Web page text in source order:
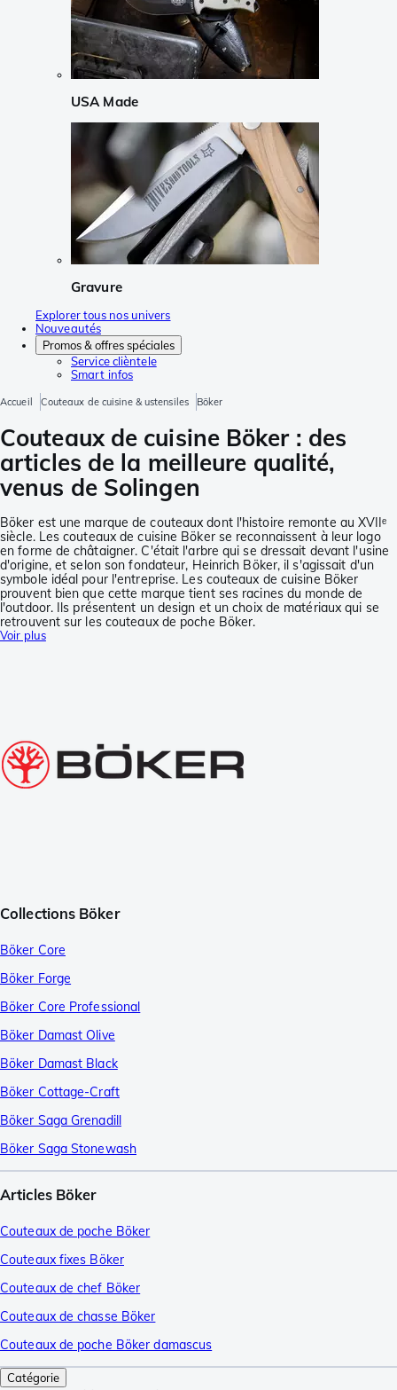
USA Made
Gravure
Explorer tous nos univers
Nouveautés
Promos & offres spéciales
Service clièntele
Smart infos
Accueil Couteaux de cuisine & ustensiles Böker
Couteaux de cuisine Böker : des
articles de la meilleure qualité,
venus de Solingen
Böker est une marque de couteaux dont l'histoire remonte au XVIIᵉ
siècle. Les couteaux de cuisine Böker se reconnaissent à leur logo
en forme de châtaigner. C'était l'arbre qui se dressait devant l'usine
d'origine, et selon son fondateur, Heinrich Böker, il s'agissait d'un
symbole idéal pour l'entreprise. Les couteaux de cuisine Böker
prouvent bien que cette marque tient ses racines du monde de
l'outdoor. Ils présentent un design et un choix de matériaux qui se
retrouvent sur les couteaux de poche Böker.
Voir plus
Collections Böker
Böker Core
Böker Forge
Böker Core Professional
Böker Damast Olive
Böker Damast Black
Böker Cottage-Craft
Böker Saga Grenadill
Böker Saga Stonewash
Articles Böker
Couteaux de poche Böker
Couteaux fixes Böker
Couteaux de chef Böker
Couteaux de chasse Böker
Couteaux de poche Böker damascus
Catégorie